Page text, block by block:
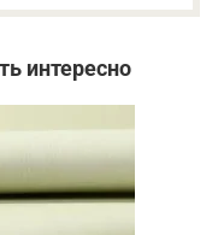
интересно